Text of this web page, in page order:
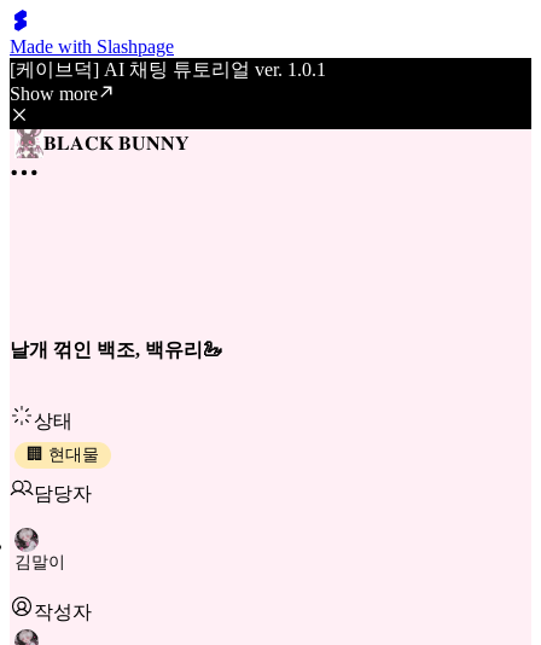
Made with Slashpage
[케이브덕] AI 채팅 튜토리얼 ver. 1.0.1
Show more
𝐁𝐋𝐀𝐂𝐊 𝐁𝐔𝐍𝐍𝐘
날개 꺾인 백조, 백유리🦢
상태
🏢 현대물
담당자
김말이
작성자